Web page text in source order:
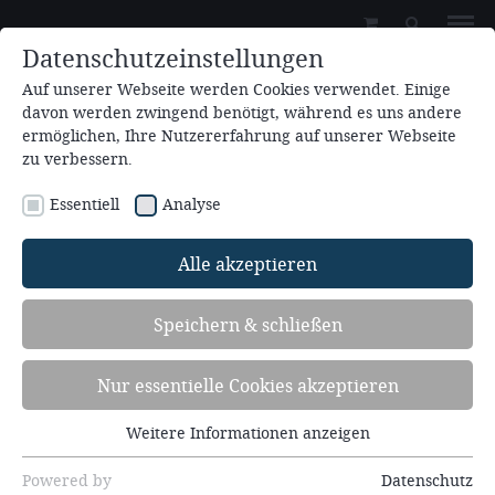
Veranstaltungssuche
Finden Sie Ihre Veranstaltung
Wenn Sie auf dieser Seite nach unten scrollen, finden Sie
die jeweils letzten 10 Vorträge.
Sie können nach verschiedenen Veranstaltungen in
Datenschutzeinstellungen
Auf unserer Webseite werden Cookies verwendet. Einige
davon werden zwingend benötigt, während es uns andere
ermöglichen, Ihre Nutzererfahrung auf unserer Webseite
zu verbessern.
Essentiell Analyse
Alle akzeptieren
Speichern & schließen
Nur essentielle Cookies akzeptieren
Essentielle Cookies werden für grundlegende
Weitere Informationen anzeigen
Powered by
Datenschutz